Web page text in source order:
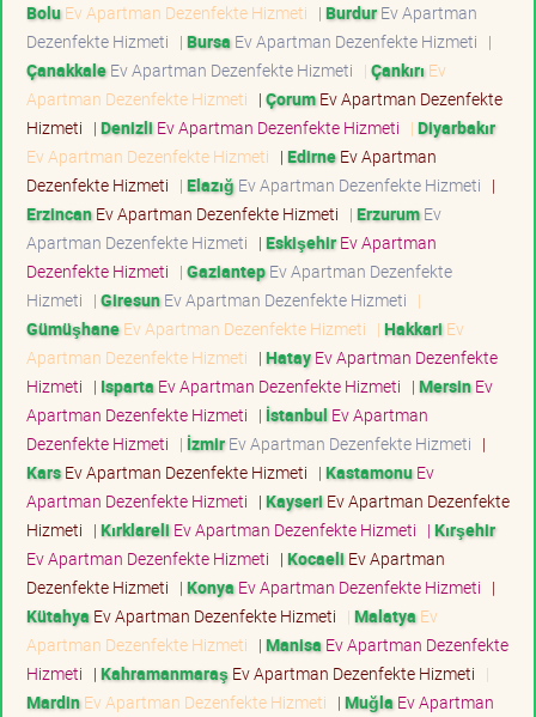
BoluEv Apartman Dezenfekte Hizmeti | BurdurEv Apartman
Dezenfekte Hizmeti | Bursa Ev Apartman Dezenfekte Hizmeti |
ÇanakkaleEv Apartman Dezenfekte Hizmeti | Çankırı Ev
Apartman Dezenfekte Hizmeti | ÇorumEv Apartman Dezenfekte
Hizmeti | Denizli Ev Apartman Dezenfekte Hizmeti | Diyarbakır
Ev Apartman Dezenfekte Hizmeti | EdirneEv Apartman
Dezenfekte Hizmeti | Elazığ Ev Apartman Dezenfekte Hizmeti |
ErzincanEv Apartman Dezenfekte Hizmeti | ErzurumEv
Apartman Dezenfekte Hizmeti | EskişehirEv Apartman
Dezenfekte Hizmeti | GaziantepEv Apartman Dezenfekte
Hizmeti | GiresunEv Apartman Dezenfekte Hizmeti |
GümüşhaneEv Apartman Dezenfekte Hizmeti | Hakkari Ev
Apartman Dezenfekte Hizmeti | HatayEv Apartman Dezenfekte
Hizmeti | Isparta Ev Apartman Dezenfekte Hizmeti | MersinEv
Apartman Dezenfekte Hizmeti | İstanbul Ev Apartman
Dezenfekte Hizmeti | İzmirEv Apartman Dezenfekte Hizmeti |
KarsEv Apartman Dezenfekte Hizmeti | KastamonuEv
Apartman Dezenfekte Hizmeti | Kayseri Ev Apartman Dezenfekte
Hizmeti | Kırklareli Ev Apartman Dezenfekte Hizmeti | Kırşehir
Ev Apartman Dezenfekte Hizmeti | Kocaeli Ev Apartman
Dezenfekte Hizmeti | Konya Ev Apartman Dezenfekte Hizmeti |
Kütahya Ev Apartman Dezenfekte Hizmeti | Malatya Ev
Apartman Dezenfekte Hizmeti | Manisa Ev Apartman Dezenfekte
Hizmeti | Kahramanmaraş Ev Apartman Dezenfekte Hizmeti |
MardinEv Apartman Dezenfekte Hizmeti | Muğla Ev Apartman